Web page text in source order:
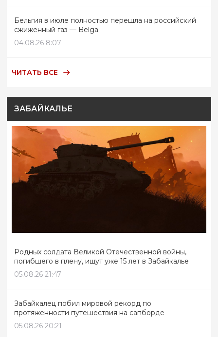
Бельгия в июле полностью перешла на российский
сжиженный газ — Belga
04.08.26 8:07
ЧИТАТЬ ВСЕ
ЗАБАЙКАЛЬЕ
Родных солдата Великой Отечественной войны,
погибшего в плену, ищут уже 15 лет в Забайкалье
05.08.26 21:47
Забайкалец побил мировой рекорд по
протяженности путешествия на сапборде
05.08.26 20:21